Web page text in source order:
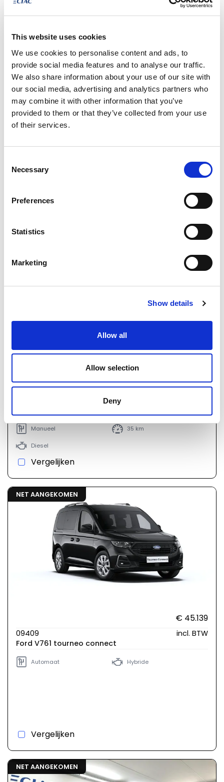
This website uses cookies
We use cookies to personalise content and ads, to
provide social media features and to analyse our traffic.
We also share information about your use of our site with
our social media, advertising and analytics partners who
may combine it with other information that you’ve
provided to them or that they’ve collected from your use
of their services.
Selection
Necessary
Preferences
Statistics
Marketing
Show details
Allow all
Allow selection
Deny
€ 38.442 € 31.770
2015
Benzine
€ 71.219
Manueel 35 km
Diesel
Vergelijken
NET AANGEKOMEN
€ 45.139
09409
incl. BTW
Ford V761 tourneo connect
Automaat Hybride
Vergelijken
NET AANGEKOMEN